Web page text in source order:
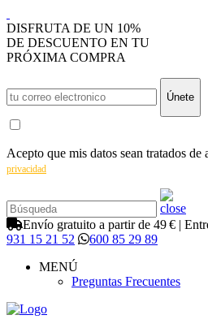
DISFRUTA DE UN 10%
DE DESCUENTO EN TU
PRÓXIMA COMPRA
Únete
Acepto que mis datos sean tratados de
privacidad
Envío gratuito a partir de 49 € |
931 15 21 52
600 85 29 89
MENÚ
Preguntas Frecuentes